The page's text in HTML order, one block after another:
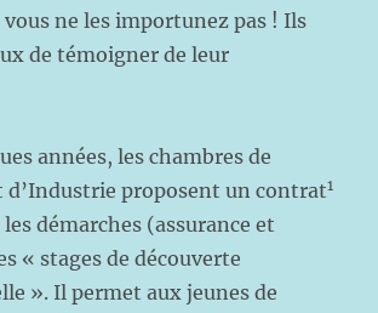
vous ne les importunez pas ! Ils
de témoigner de leur
années, les chambres de
d’Industrie proposent un contrat1
démarches (assurance et
« stages de découverte
». Il permet aux jeunes de